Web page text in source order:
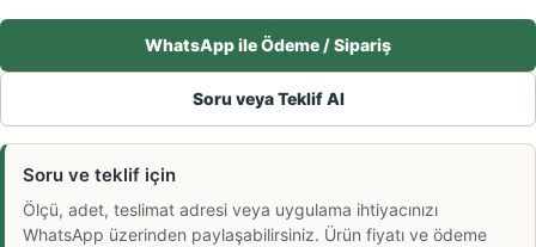
WhatsApp ile Ödeme / Sipariş
Soru veya Teklif Al
Soru ve teklif için
Ölçü, adet, teslimat adresi veya uygulama ihtiyacınızı
WhatsApp üzerinden paylaşabilirsiniz. Ürün fiyatı ve ödeme